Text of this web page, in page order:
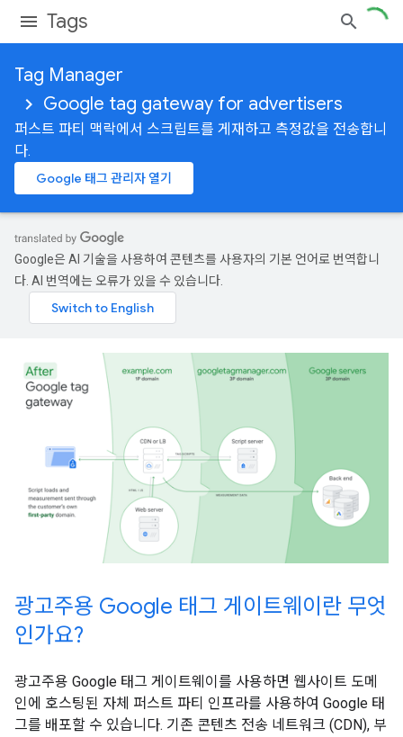
Tags
Tag Manager
Google tag gateway for advertisers
퍼스트 파티 맥락에서 스크립트를 게재하고 측정값을 전송합니
다.
Google 태그 관리자 열기
Google은 AI 기술을 사용하여 콘텐츠를 사용자의 기본 언어로 번역합니
다. AI 번역에는 오류가 있을 수 있습니다.
광고주용 Google 태그 게이트웨이란 무엇
인가요?
광고주용 Google 태그 게이트웨이를 사용하면 웹사이트 도메
인에 호스팅된 자체 퍼스트 파티 인프라를 사용하여 Google 태
그를 배포할 수 있습니다. 기존 콘텐츠 전송 네트워크 (CDN), 부